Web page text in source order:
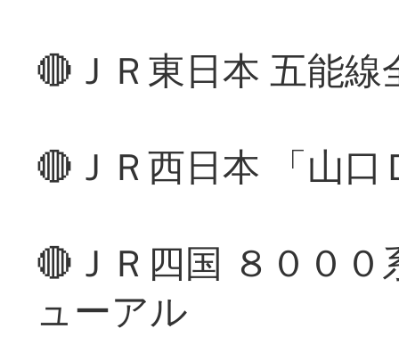
🔴ＪＲ東日本 五能
🔴ＪＲ西日本 「山
🔴ＪＲ四国 ８００
ューアル